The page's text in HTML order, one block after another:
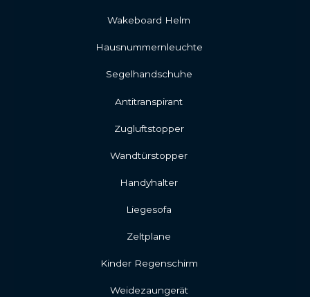
Wakeboard Helm
Hausnummernleuchte
Segelhandschuhe
Antitranspirant
Zugluftstopper
Wandtürstopper
Handyhalter
Liegesofa
Zeltplane
Kinder Regenschirm
Weidezaungerät